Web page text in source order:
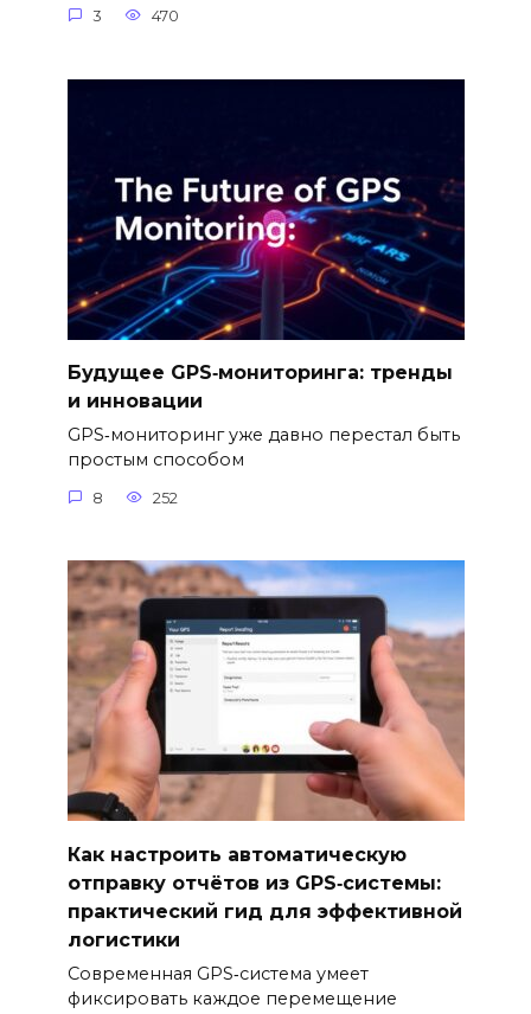
3 470
Будущее GPS‑мониторинга: тренды
и инновации
GPS‑мониторинг уже давно перестал быть
простым способом
8 252
Как настроить автоматическую
отправку отчётов из GPS‑системы:
практический гид для эффективной
логистики
Современная GPS‑система умеет
фиксировать каждое перемещение